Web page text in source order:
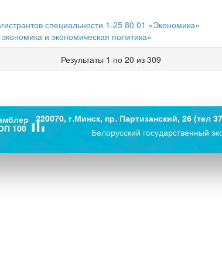
специальности 1-25 80 01 «Экономика»
и экономическая политика»
Результаты 1 по 20 из 309
220070, г.Минск, пр. Партизанский, 26 (тел
Белорусский государственный
bar_chart
100